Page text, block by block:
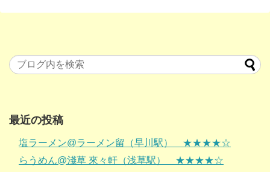
最近の投稿
塩ラーメン@ラーメン留（早川駅） ★★★★☆
らうめん@淺草 來々軒（浅草駅） ★★★★☆